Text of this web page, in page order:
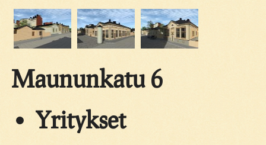
Maununkatu 6
Yritykset